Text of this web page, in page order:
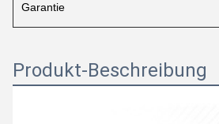
Garantie
Produkt-Beschreibung